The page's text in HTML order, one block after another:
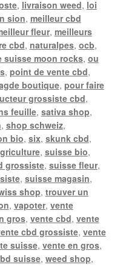
, livraison weed, loi
sion, meilleur cbd
fleur, meilleurs
cbd, naturalpes, ocb,
suisse moon rocks, ou
, point de vente cbd,
boutique, pour faire
grossiste cbd,
feuille, sativa shop,
, shop schweiz,
bio, six, skunk cbd,
, suisse bio,
grossiste, suisse fleur,
, suisse magasin,
shop, trouver un
, vapoter, vente
gros, vente cbd, vente
cbd grossiste, vente
suisse, vente en gros,
suisse, weed shop,